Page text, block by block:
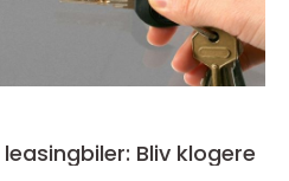
Bliv klogere